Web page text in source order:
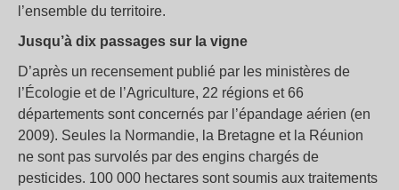
l’ensemble du territoire.
Jusqu’à dix passages sur la vigne
D’après un recensement publié par les ministères de
l’Écologie et de l’Agriculture, 22 régions et 66
départements sont concernés par l’épandage aérien (en
2009). Seules la Normandie, la Bretagne et la Réunion
ne sont pas survolés par des engins chargés de
pesticides. 100 000 hectares sont soumis aux traitements